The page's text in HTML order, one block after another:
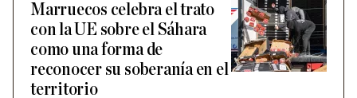
Marruecos celebra el trato
con la UE sobre el Sáhara
como una forma de
reconocer su soberanía en el
territorio